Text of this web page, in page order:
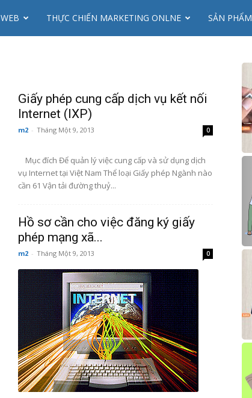
WEB THỰC CHIẾN MARKETING ONLNE SẢN PHẨM
Giấy phép cung cấp dịch vụ kết nối
Internet (IXP)
m2 - Tháng Một 9, 2013 0
Mục đích Để quản lý việc cung cấp và sử dụng dịch
vụ Internet tại Việt Nam Thể loại Giấy phép Ngành nào
cần 61 Vận tải đường thuỷ...
Hồ sơ cần cho việc đăng ký giấy
phép mạng xã...
m2 - Tháng Một 9, 2013 0